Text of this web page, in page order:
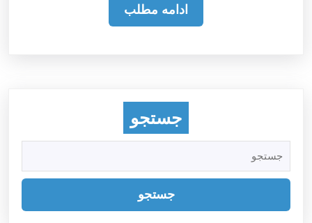
ادامه مطلب
مطلب
جستجو
برای: